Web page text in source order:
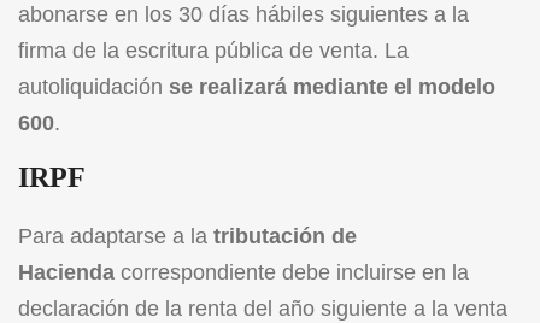
abonarse en los 30 días hábiles siguientes a la
firma de la escritura pública de venta. La
autoliquidación se realizará mediante el modelo
600.
IRPF
Para adaptarse a la tributación de
Hacienda correspondiente debe incluirse en la
declaración de la renta del año siguiente a la venta